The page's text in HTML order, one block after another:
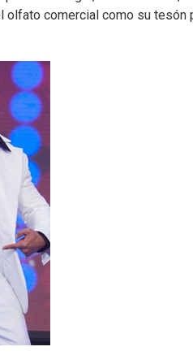
olfato comercial como su tesón